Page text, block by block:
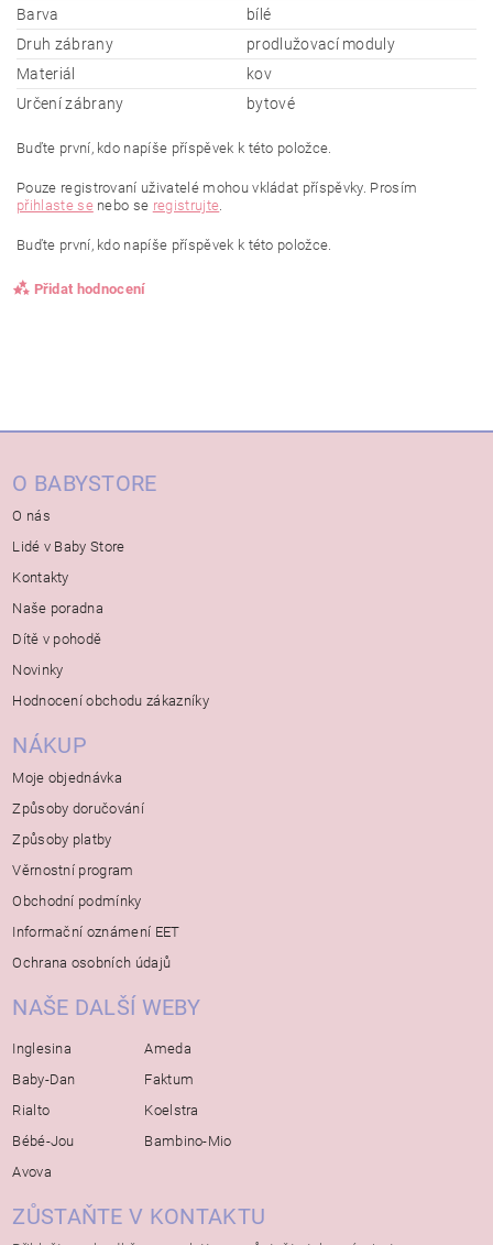
Barva
bílé
Druh zábrany
prodlužovací moduly
Materiál
kov
Určení zábrany
bytové
Buďte první, kdo napíše příspěvek k této položce.
Pouze registrovaní uživatelé mohou vkládat příspěvky. Prosím
přihlaste senebo se registrujte.
Buďte první, kdo napíše příspěvek k této položce.
Přidat hodnocení
O BABYSTORE
O nás
Lidé v Baby Store
Kontakty
Naše poradna
Dítě v pohodě
Novinky
Hodnocení obchodu zákazníky
NÁKUP
Moje objednávka
Způsoby doručování
Způsoby platby
Věrnostní program
Obchodní podmínky
Informační oznámení EET
Ochrana osobních údajů
NAŠE DALŠÍ WEBY
Inglesina
Baby-Dan
Rialto
Bébé-Jou
Avova
Ameda
Faktum
Koelstra
Bambino-Mio
ZŮSTAŇTE V KONTAKTU